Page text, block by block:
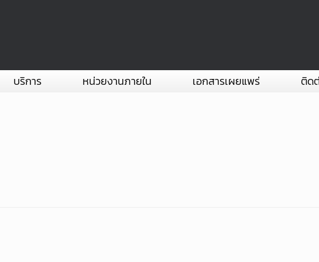
บริการ หน่วยงานภายใน เอกสารเผยแพร่ ติด